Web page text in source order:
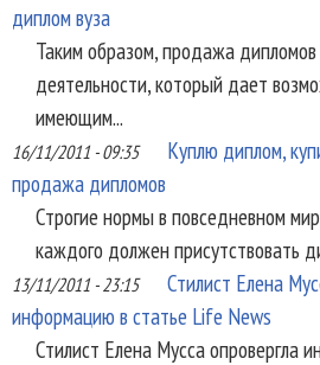
диплом вуза
Таким образом, продажа
деятельности, который дает
имеющим...
16/11/2011 - 09:35
Куплю диплом,
продажа дипломов
Строгие нормы в повседневном
каждого должен присутствовать
13/11/2011 - 23:15
Стилист Елена
информацию в статье Life News
Стилист Елена Мусса опровергла